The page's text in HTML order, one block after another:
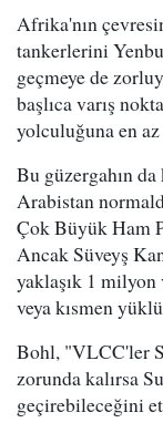
Afrika'nın
tankerlerini
geçmeye de
başlıca varış
yolculuğuna en
Bu güzergahın
Arabistan
Çok Büyük Ham
Ancak Süveyş
yaklaşık 1
veya kısmen
Bohl, "VLCC'ler
zorunda kalırsa
geçirebileceğini